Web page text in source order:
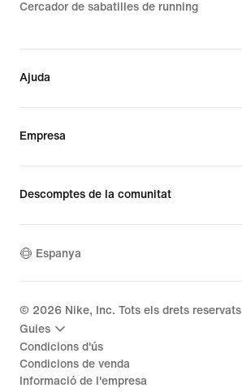
Cercador de sabatilles de running
Ajuda
Empresa
Descomptes de la comunitat
Espanya
© 2026 Nike, Inc. Tots els drets reservats
Guies
Condicions d'ús
Condicions de venda
Informació de l'empresa